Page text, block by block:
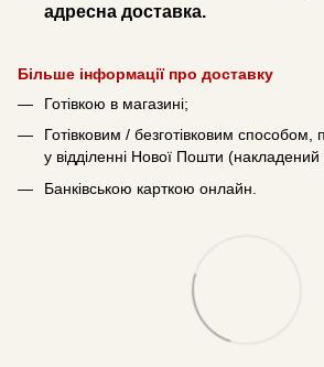
адресна доставка.
Більше інформації про доставку
Готівкою в магазині;
Готівковим / безготівковим способом,
у відділенні Нової Пошти (накладений
Банківською карткою онлайн.